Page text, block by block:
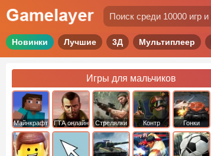
Новинки Лучшие 3Д Мультиплеер
Игры для мальчиков
Майнкрафт ГТА онлайн Стрелялки
Контр
Страйк
Гонки